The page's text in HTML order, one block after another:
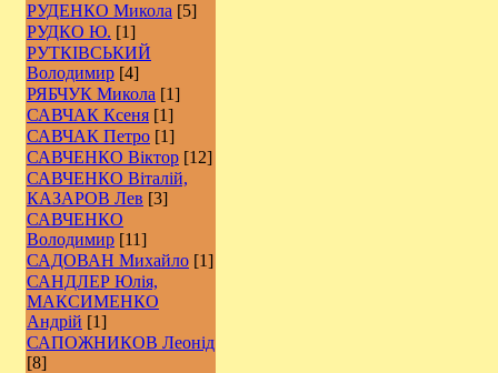
РУДЕНКО Микола [5]
РУДКО Ю. [1]
РУТКІВСЬКИЙ
Володимир [4]
РЯБЧУК Микола [1]
САВЧАК Ксеня [1]
САВЧАК Петро [1]
САВЧЕНКО Віктор [12]
САВЧЕНКО Віталій,
КАЗАРОВ Лев [3]
САВЧЕНКО
Володимир [11]
САДОВАН Михайло [1]
САНДЛЕР Юлія,
МАКСИМЕНКО
Андрій [1]
САПОЖНИКОВ Леонід
[8]